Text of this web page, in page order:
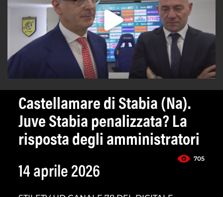
Castellamare di Stabia (Na).
Juve Stabia penalizzata? La
risposta degli amministratori
705
14 aprile 2026